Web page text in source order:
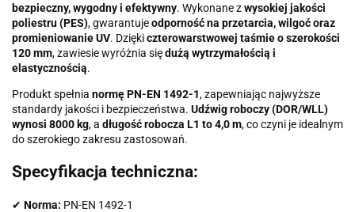
bezpieczny, wygodny i efektywny. Wykonane zwysokiej jakości
poliestru (PES), gwarantujeodporność na przetarcia, wilgoć oraz
promieniowanie UV. Dziękiczterowarstwowej taśmie o szerokości
120 mm, zawiesie wyróżnia siędużą wytrzymałością i
elastycznością.
Produkt spełnia normę PN-EN 1492-1, zapewniając najwyższe
standardy jakości i bezpieczeństwa. Udźwig roboczy (DOR/WLL)
wynosi 8000 kg, a długość robocza L1 to 4,0 m, co czyni je idealnym
do szerokiego zakresu zastosowań.
Specyfikacja techniczna:
✔ Norma: PN-EN 1492-1